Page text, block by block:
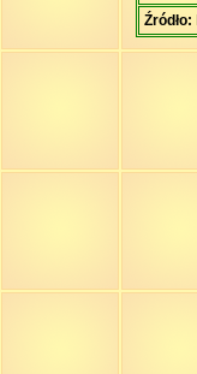
Źródło: